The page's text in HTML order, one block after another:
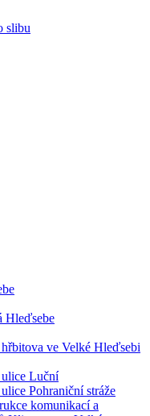
slibu
Hleďsebe
ve Velké Hleďsebi
Luční
Pohraniční stráže
komunikací a